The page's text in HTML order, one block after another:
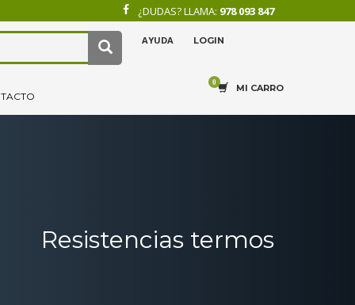
¿DUDAS? LLAMA: 978 093 847
AYUDA LOGIN
MI CARRO
Resistencias termos